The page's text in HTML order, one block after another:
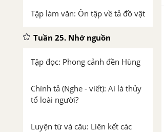
Tập làm văn: Ôn tập về tả đồ vật
Tuần 25. Nhớ nguồn
Tập đọc: Phong cảnh đền Hùng
Chính tả (Nghe - viết): Ai là thủy
tổ loài người?
Luyện từ và câu: Liên kết các